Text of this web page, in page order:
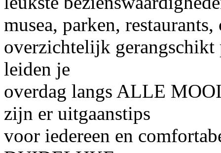
musea, parken,
overzichtelijk gerangschikt
leiden je
overdag langs ALLE
zijn er uitgaanstips
voor iedereen en